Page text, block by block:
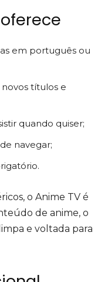
em português ou
títulos e
quando quiser;
navegar;
o Anime TV é
de anime, o
e voltada para